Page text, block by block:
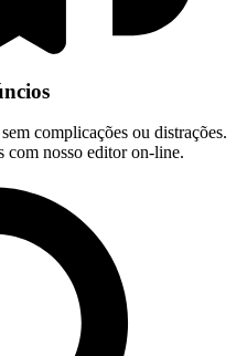
complicações ou distrações.
com nosso editor on-line.